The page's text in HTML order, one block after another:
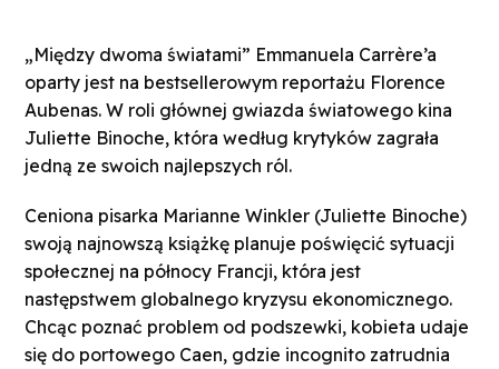
„Między dwoma światami” Emmanuela Carrère’a
oparty jest na bestsellerowym reportażu Florence
Aubenas. W roli głównej gwiazda światowego kina
Juliette Binoche, która według krytyków zagrała
jedną ze swoich najlepszych ról.
Ceniona pisarka Marianne Winkler (Juliette Binoche)
swoją najnowszą książkę planuje poświęcić sytuacji
społecznej na północy Francji, która jest
następstwem globalnego kryzysu ekonomicznego.
Chcąc poznać problem od podszewki, kobieta udaje
się do portowego Caen, gdzie incognito zatrudnia